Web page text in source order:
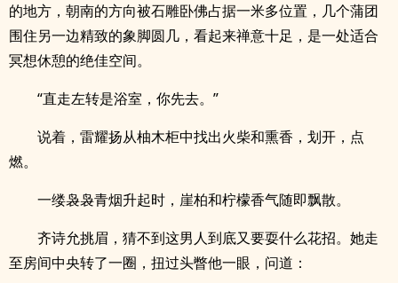
的地方，朝南的方向被石雕卧佛占据一米多位置，几个蒲团
围住另一边精致的象脚圆几，看起来禅意十足，是一处适合
冥想休憩的绝佳空间。
“直走左转是浴室，你先去。”
说着，雷耀扬从柚木柜中找出火柴和熏香，划开，点
燃。
一缕袅袅青烟升起时，崖柏和柠檬香气随即飘散。
齐诗允挑眉，猜不到这男人到底又要耍什么花招。她走
至房间中央转了一圈，扭过头瞥他一眼，问道：